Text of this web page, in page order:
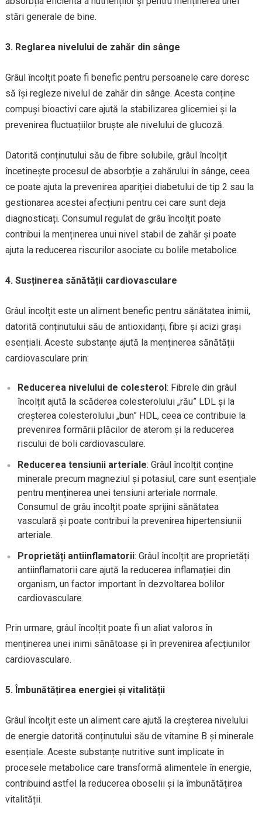
stări generale de bine.
3. Reglarea nivelului de zahăr din sânge
Grâul încolțit poate fi benefic pentru persoanele care doresc
să își regleze nivelul de zahăr din sânge. Acesta conține
compuși bioactivi care ajută la stabilizarea glicemiei și la
prevenirea fluctuațiilor bruște ale nivelului de glucoză.
Datorită conținutului său de fibre solubile, grâul încolțit
încetinește procesul de absorbție a zahărului în sânge, ceea
ce poate ajuta la prevenirea apariției diabetului de tip 2 sau la
gestionarea acestei afecțiuni pentru cei care sunt deja
diagnosticați. Consumul regulat de grâu încolțit poate
contribui la menținerea unui nivel stabil de zahăr și poate
ajuta la reducerea riscurilor asociate cu bolile metabolice.
4. Susținerea sănătății cardiovasculare
Grâul încolțit este un aliment benefic pentru sănătatea inimii,
datorită conținutului său de antioxidanți, fibre și acizi grași
esențiali. Aceste substanțe ajută la menținerea sănătății
cardiovasculare prin:
Reducerea nivelului de colesterol: Fibrele din grâul
încolțit ajută la scăderea colesterolului „rău” LDL și la
creșterea colesterolului „bun” HDL, ceea ce contribuie la
prevenirea formării plăcilor de aterom și la reducerea
riscului de boli cardiovasculare.
Reducerea tensiunii arteriale: Grâul încolțit conține
minerale precum magneziul și potasiul, care sunt esențiale
pentru menținerea unei tensiuni arteriale normale.
Consumul de grâu încolțit poate sprijini sănătatea
vasculară și poate contribui la prevenirea hipertensiunii
arteriale.
Proprietăți antiinflamatorii: Grâul încolțit are proprietăți
antiinflamatorii care ajută la reducerea inflamației din
organism, un factor important în dezvoltarea bolilor
cardiovasculare.
Prin urmare, grâul încolțit poate fi un aliat valoros în
menținerea unei inimi sănătoase și în prevenirea afecțiunilor
cardiovasculare.
5. Îmbunătățirea energiei și vitalității
Grâul încolțit este un aliment care ajută la creșterea nivelului
de energie datorită conținutului său de vitamine B și minerale
esențiale. Aceste substanțe nutritive sunt implicate în
procesele metabolice care transformă alimentele în energie,
contribuind astfel la reducerea oboselii și la îmbunătățirea
vitalității.